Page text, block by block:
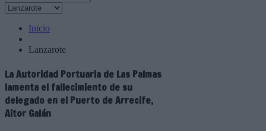
Inicio
Lanzarote
La Autoridad Portuaria de Las Palmas
lamenta el fallecimiento de su
delegado en el Puerto de Arrecife,
Aitor Galán